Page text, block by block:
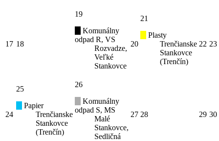
17 18
19
Komunálny
odpad R, VS
Rozvadze,
Veľké
Stankovce
20
21
Plasty
Trenčianske
Stankovce
(Trenčín)
22 23
24
25
Papier
Trenčianske
Stankovce
(Trenčín)
26
Komunálny
odpad S, MS
Malé
Stankovce,
Sedličná
27 28 29 30